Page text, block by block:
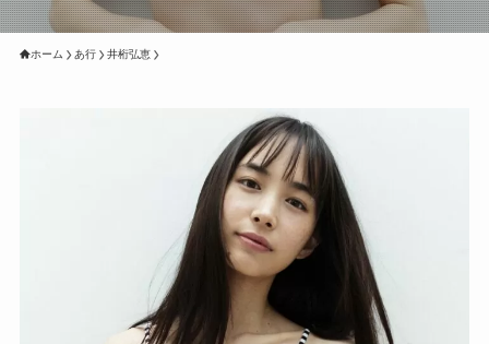
ホーム あ行 井桁弘恵